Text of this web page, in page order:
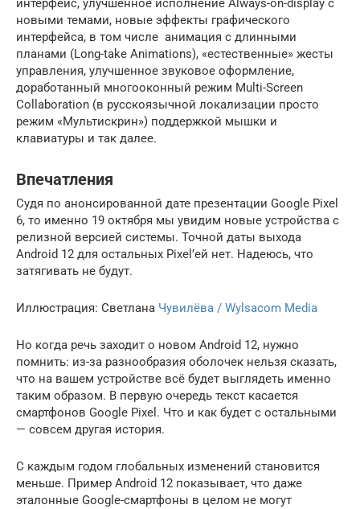
интерфейс, улучшенное исполнение Always-on-display с
новыми темами, новые эффекты графического
интерфейса, в том числе анимация с длинными
планами (Long-take Animations), «естественные» жесты
управления, улучшенное звуковое оформление,
доработанный многооконный режим Multi-Screen
Collaboration (в русскоязычной локализации просто
режим «Мультискрин») поддержкой мышки и
клавиатуры и так далее.
Впечатления
Судя по анонсированной дате презентации Google Pixel
6, то именно 19 октября мы увидим новые устройства с
релизной версией системы. Точной даты выхода
Android 12 для остальных Pixel’ей нет. Надеюсь, что
затягивать не будут.
Иллюстрация: Светлана Чувилёва / Wylsacom Media
Но когда речь заходит о новом Android 12, нужно
помнить: из-за разнообразия оболочек нельзя сказать,
что на вашем устройстве всё будет выглядеть именно
таким образом. В первую очередь текст касается
смартфонов Google Pixel. Что и как будет с остальными
— совсем другая история.
С каждым годом глобальных изменений становится
меньше. Пример Android 12 показывает, что даже
эталонные Google-смартфоны в целом не могут